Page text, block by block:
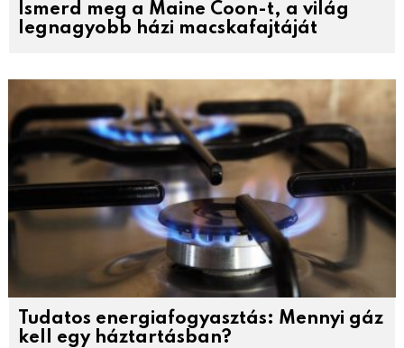
Ismerd meg a Maine Coon-t, a világ
legnagyobb házi macskafajtáját
Tudatos energiafogyasztás: Mennyi gáz
kell egy háztartásban?